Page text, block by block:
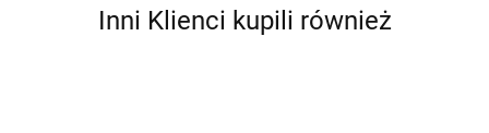
Inni Klienci kupili również